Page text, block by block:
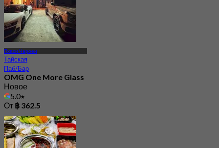
Пхаси Чароен
Тайская
Паб/Бар
OMG One More Glass
Новое
5.0
От ฿ 362.5